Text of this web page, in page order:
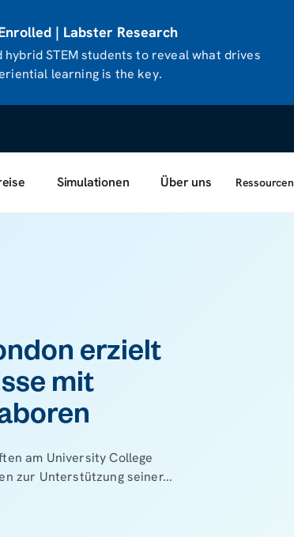
| Labster Research
STEM students to reveal what drives
learning is the key.
Simulationen Über uns Ressourcen
erzielt
mit
am University College
zur Unterstützung seiner...